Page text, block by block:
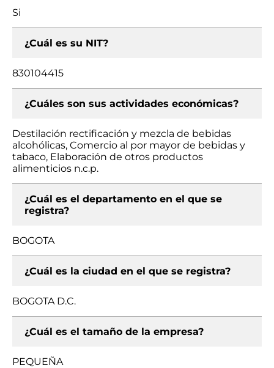
Si
¿Cuál es su NIT?
830104415
¿Cuáles son sus actividades económicas?
Destilación rectificación y mezcla de bebidas
alcohólicas, Comercio al por mayor de bebidas y
tabaco, Elaboración de otros productos
alimenticios n.c.p.
¿Cuál es el departamento en el que se
registra?
BOGOTA
¿Cuál es la ciudad en el que se registra?
BOGOTA D.C.
¿Cuál es el tamaño de la empresa?
PEQUEÑA